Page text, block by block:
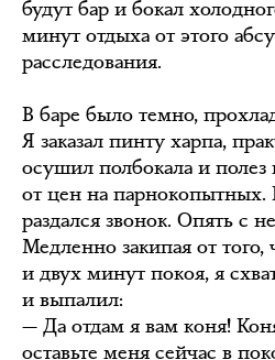
будут бар и бокал
минут отдыха от этого
расследования.
В баре было темно,
Я заказал пинту харпа,
осушил полбокала и полез
от цен на парнокопытных.
раздался звонок. Опять с
Медленно закипая от
и двух минут покоя, я
и выпалил:
— Да отдам я вам коня!
оставьте меня сейчас в